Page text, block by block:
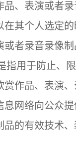
品、表演或者录
在其个人选定
者录音录像制
用于防止、限
赏作品、表演、
息网络向公众
品的有效技术